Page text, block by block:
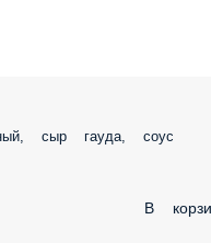
сыр гауда, соус
В